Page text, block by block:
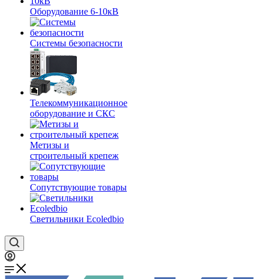
Оборудование 6-10кВ
Системы безопасности
Телекоммуникационное
оборудование и СКС
Метизы и
строительный крепеж
Сопутствующие товары
Светильники Ecoledbio